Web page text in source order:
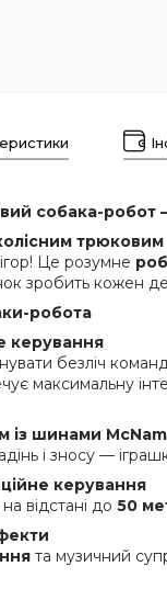
собака-робот
Це розумне
зробить кожен
робота
керування
безліч
максимальну
із шинами
і зносу —
керування
відстані до 50
та музичний